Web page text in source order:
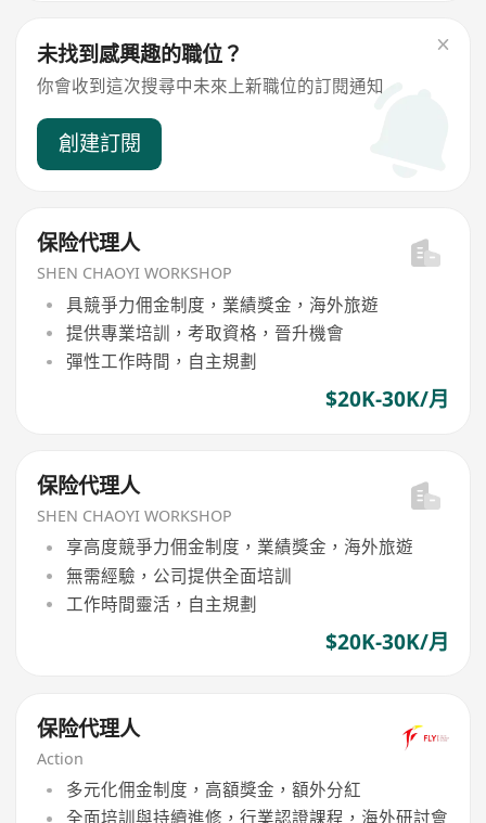
未找到感興趣的職位？
你會收到這次搜尋中未來上新職位的訂閱通知
創建訂閱
保险代理人
SHEN CHAOYI WORKSHOP
具競爭力佣金制度，業績獎金，海外旅遊
提供專業培訓，考取資格，晉升機會
彈性工作時間，自主規劃
$20K-30K/月
保险代理人
SHEN CHAOYI WORKSHOP
享高度競爭力佣金制度，業績獎金，海外旅遊
無需經驗，公司提供全面培訓
工作時間靈活，自主規劃
$20K-30K/月
保险代理人
Action
多元化佣金制度，高額獎金，額外分紅
全面培訓與持續進修，行業認證課程，海外研討會